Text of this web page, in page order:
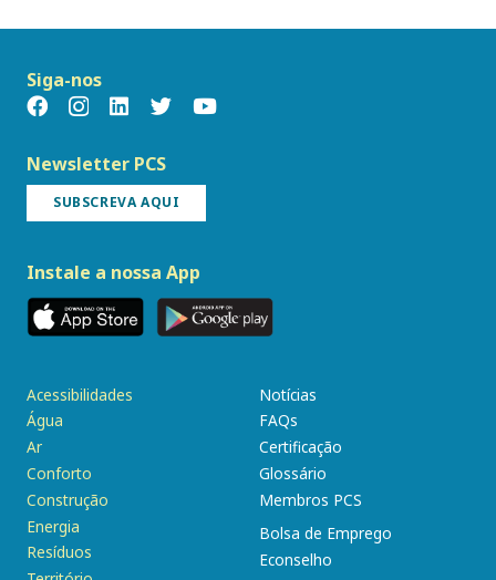
Siga-nos
Newsletter PCS
SUBSCREVA AQUI
Instale a nossa App
Acessibilidades
Água
Ar
Conforto
Construção
Energia
Resíduos
Notícias
FAQs
Certificação
Glossário
Membros PCS
Bolsa de Emprego
Econselho